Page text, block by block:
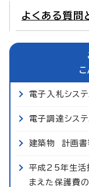
よくある質問
電子入札シス
電子調達シス
建築物 計画書
平成25年生活
まえた保護費